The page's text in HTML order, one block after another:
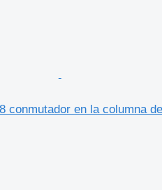
conmutador en la columna